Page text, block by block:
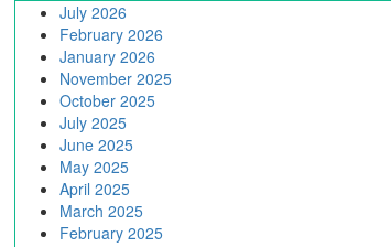
July 2026
February 2026
January 2026
November 2025
October 2025
July 2025
June 2025
May 2025
April 2025
March 2025
February 2025